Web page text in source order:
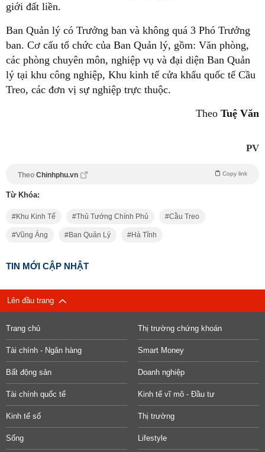
giới đất liền.
Ban Quản lý có Trưởng ban và không quá 3 Phó Trưởng
ban. Cơ cấu tổ chức của Ban Quản lý, gồm: Văn phòng,
các phòng chuyên môn, nghiệp vụ và đại diện Ban Quản
lý tại khu công nghiệp, Khu kinh tế cửa khẩu quốc tế Cầu
Treo, các đơn vị sự nghiệp trực thuộc.
Theo Tuệ Văn
PV
Theo Chinhphu.vn Copy link
Từ Khóa:
Khu Kinh Tế Thủ Tướng Chính Phủ Cầu Treo
Vũng Áng Ban Quản Lý Hà Tĩnh
TIN MỚI CẬP NHẬT
Lên đầu trang
Trang chủ Thị trường chứng khoán
Tài chính - Ngân hàng Smart Money
Bất động sản Doanh nghiệp
Tài chính quốc tế Kinh tế vĩ mô - Đầu tư
Kinh tế số Thị trường
Sống Lifestyle